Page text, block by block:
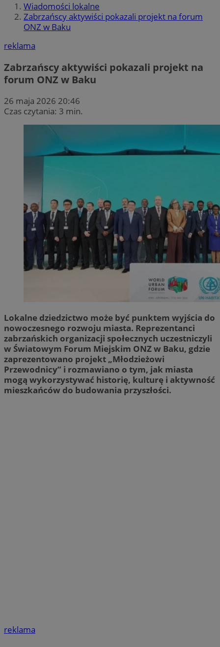
Wiadomości lokalne
Zabrzańscy aktywiści pokazali projekt na forum
ONZ w Baku
reklama
Zabrzańscy aktywiści pokazali projekt na
forum ONZ w Baku
26 maja 2026 20:46
Czas czytania: 3 min.
Lokalne dziedzictwo może być punktem wyjścia do
nowoczesnego rozwoju miasta. Reprezentanci
zabrzańskich organizacji społecznych uczestniczyli
w Światowym Forum Miejskim ONZ w Baku, gdzie
zaprezentowano projekt „Młodzieżowi
Przewodnicy” i rozmawiano o tym, jak miasta
mogą wykorzystywać historię, kulturę i aktywność
mieszkańców do budowania przyszłości.
reklama